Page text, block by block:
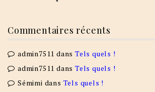
Commentaires récents
admin7511 dansTels quels !
admin7511 dansTels quels !
Sémimi dans Tels quels !